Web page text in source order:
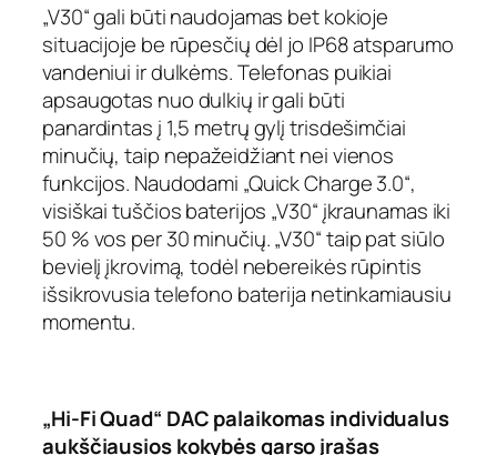
„V30“ gali būti naudojamas bet kokioje
situacijoje be rūpesčių dėl jo IP68 atsparumo
vandeniui ir dulkėms. Telefonas puikiai
apsaugotas nuo dulkių ir gali būti
panardintas į 1,5 metrų gylį trisdešimčiai
minučių, taip nepažeidžiant nei vienos
funkcijos. Naudodami „Quick Charge 3.0“,
visiškai tuščios baterijos „V30“ įkraunamas iki
50 % vos per 30 minučių. „V30“ taip pat siūlo
bevielį įkrovimą, todėl nebereikės rūpintis
išsikrovusia telefono baterija netinkamiausiu
momentu.
„Hi-Fi Quad“ DAC palaikomas individualus
aukščiausios kokybės garso įrašas